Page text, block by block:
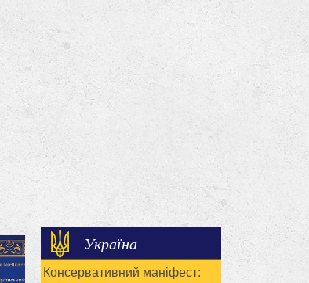
Україна
Консервативний маніфест: